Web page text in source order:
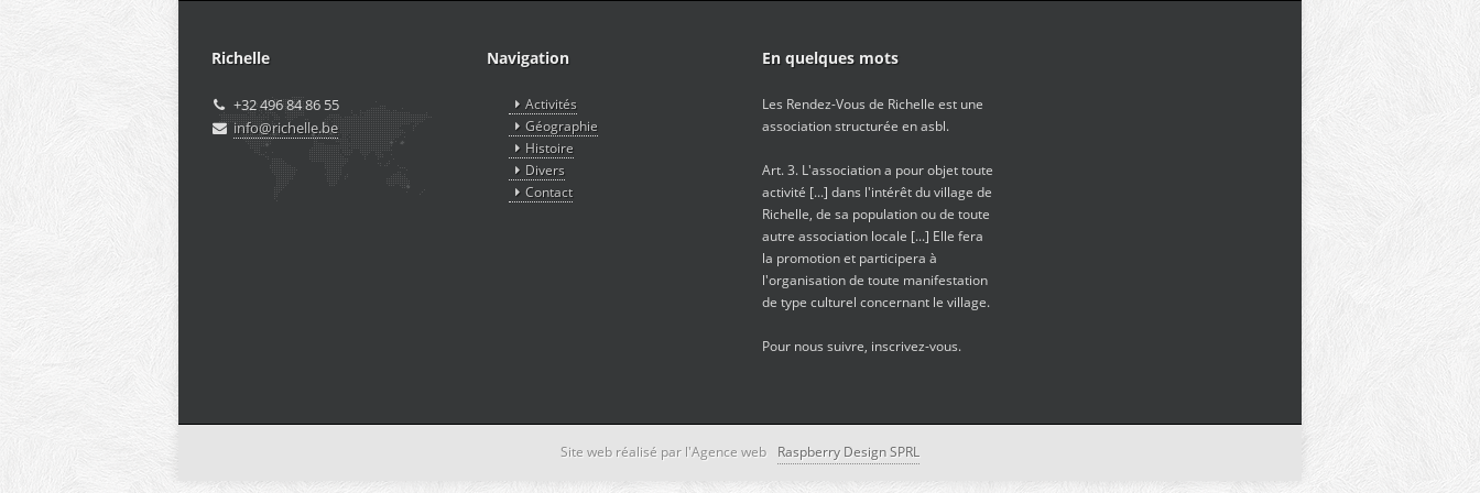
Richelle
+32 496 84 86 55
info@richelle.be
Navigation
Activités
Géographie
Histoire
Divers
Contact
En quelques mots
Les Rendez-Vous de Richelle est une
association structurée en asbl.
Art. 3. L'association a pour objet toute
activité [...] dans l'intérêt du village de
Richelle, de sa population ou de toute
autre association locale [...] Elle fera
la promotion et participera à
l'organisation de toute manifestation
de type culturel concernant le village.
Pour nous suivre, inscrivez-vous.
Site web réalisé par l'Agence web Raspberry Design SPRL